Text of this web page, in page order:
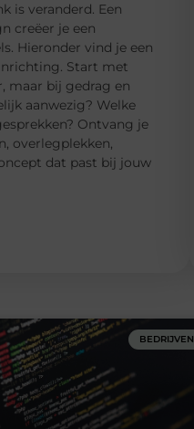
is veranderd. Een
creëer je een
Hieronder vind je een
Start met
maar bij gedrag en
aanwezig? Welke
Ontvang je
overlegplekken,
dat past bij jouw
BEDRIJVEN